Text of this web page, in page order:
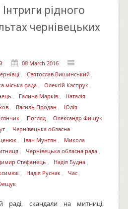
рідного
чернівецьких
08 March 2016
, Святослав Вишинський ,
міська рада, Олексій Каспрук,
, Галина Марків, Наталія
, Василь Продан , Юлія
, Погляд, Олександр Фищук
, Чернівецька обласна
, Іван Мунтян , Микола
, Чернівецька обласна рада,
Стефанець , Надія Будна,
, Надія Руснак, Час,
раді, скандали на митниці,